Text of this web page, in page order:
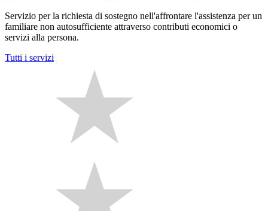
Servizio per la richiesta di sostegno nell'affrontare l'assistenza per un
familiare non autosufficiente attraverso contributi economici o
servizi alla persona.
Tutti i servizi